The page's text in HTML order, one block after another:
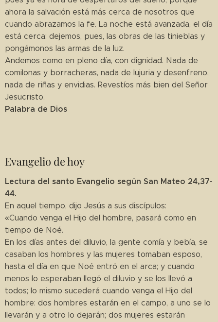
ahora la salvación está más cerca de nosotros que
cuando abrazamos la fe. La noche está avanzada, el día
está cerca: dejemos, pues, las obras de las tinieblas y
pongámonos las armas de la luz.
Andemos como en pleno día, con dignidad. Nada de
comilonas y borracheras, nada de lujuria y desenfreno,
nada de riñas y envidias. Revestíos más bien del Señor
Jesucristo.
Palabra de Dios
Evangelio de hoy
Lectura del santo Evangelio según San Mateo 24,37-
44.
En aquel tiempo, dijo Jesús a sus discípulos:
«Cuando venga el Hijo del hombre, pasará como en
tiempo de Noé.
En los días antes del diluvio, la gente comía y bebía, se
casaban los hombres y las mujeres tomaban esposo,
hasta el día en que Noé entró en el arca; y cuando
menos lo esperaban llegó el diluvio y se los llevó a
todos; lo mismo sucederá cuando venga el Hijo del
hombre: dos hombres estarán en el campo, a uno se lo
llevarán y a otro lo dejarán; dos mujeres estarán